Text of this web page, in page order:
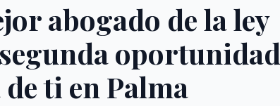
abogado de la ley
oportunidad
de ti en Palma